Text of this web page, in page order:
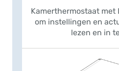
Kamerthermostaat met
om instellingen en
lezen en in